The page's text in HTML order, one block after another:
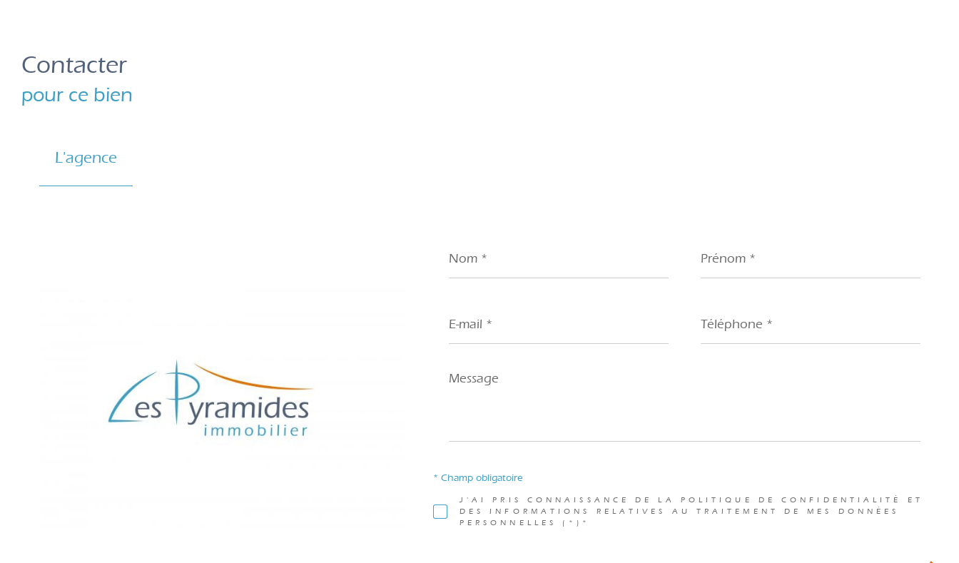
Contacter
pour ce bien
L'agence
*
*
mail
*
*
Message
*
J'AI PRIS CONNAISSANCE DE LA POLITIQUE DE CONFIDENTIALITÉ ET
DES INFORMATIONS RELATIVES AU TRAITEMENT DE MES DONNÉES
PERSONNELLES (*)*
* Champ obligatoire